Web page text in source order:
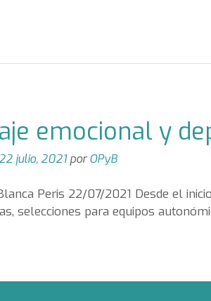
emocional y
22 julio, 2021porOPyB
Peris 22/07/2021 Desde el
selecciones para equipos